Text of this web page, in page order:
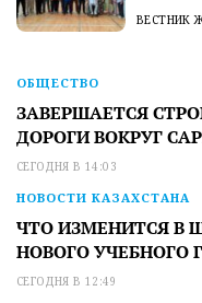
ВЕСТНИК
ОБЩЕСТВО
ЗАВЕРШАЕТСЯ
ДОРОГИ ВОКРУГ
СЕГОДНЯ В 14:03
НОВОСТИ КАЗАХСТАНА
ЧТО ИЗМЕНИТСЯ В
НОВОГО УЧЕБНОГО
СЕГОДНЯ В 12:49